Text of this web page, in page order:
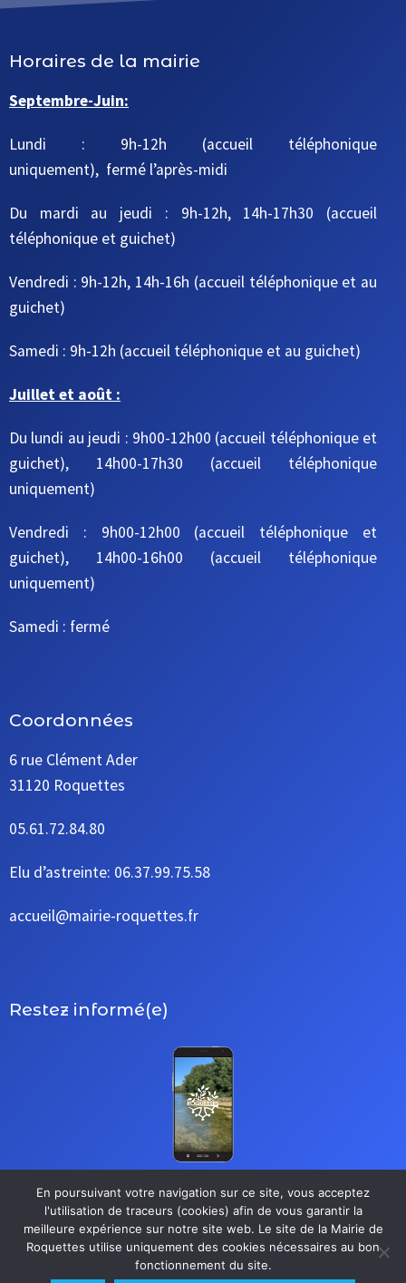
Horaires de la mairie
Septembre-Juin:
Lundi : 9h-12h (accueil téléphonique
uniquement), fermé l’après-midi
Du mardi au jeudi : 9h-12h, 14h-17h30 (accueil
téléphonique et guichet)
Vendredi : 9h-12h, 14h-16h (accueil téléphonique et au
guichet)
Samedi : 9h-12h (accueil téléphonique et au guichet)
Juillet et août :
Du lundi au jeudi : 9h00-12h00 (accueil téléphonique et
guichet), 14h00-17h30 (accueil téléphonique
uniquement)
Vendredi : 9h00-12h00 (accueil téléphonique et
guichet), 14h00-16h00 (accueil téléphonique
uniquement)
Samedi : fermé
Coordonnées
6 rue Clément Ader
31120 Roquettes
05.61.72.84.80
Elu d’astreinte: 06.37.99.75.58
accueil@mairie-roquettes.fr
Restez informé(e)
S’inscrire à la newsletter
En poursuivant votre navigation sur ce site, vous acceptez
l'utilisation de traceurs (cookies) afin de vous garantir la
meilleure expérience sur notre site web. Le site de la Mairie de
Roquettes utilise uniquement des cookies nécessaires au bon
fonctionnement du site.